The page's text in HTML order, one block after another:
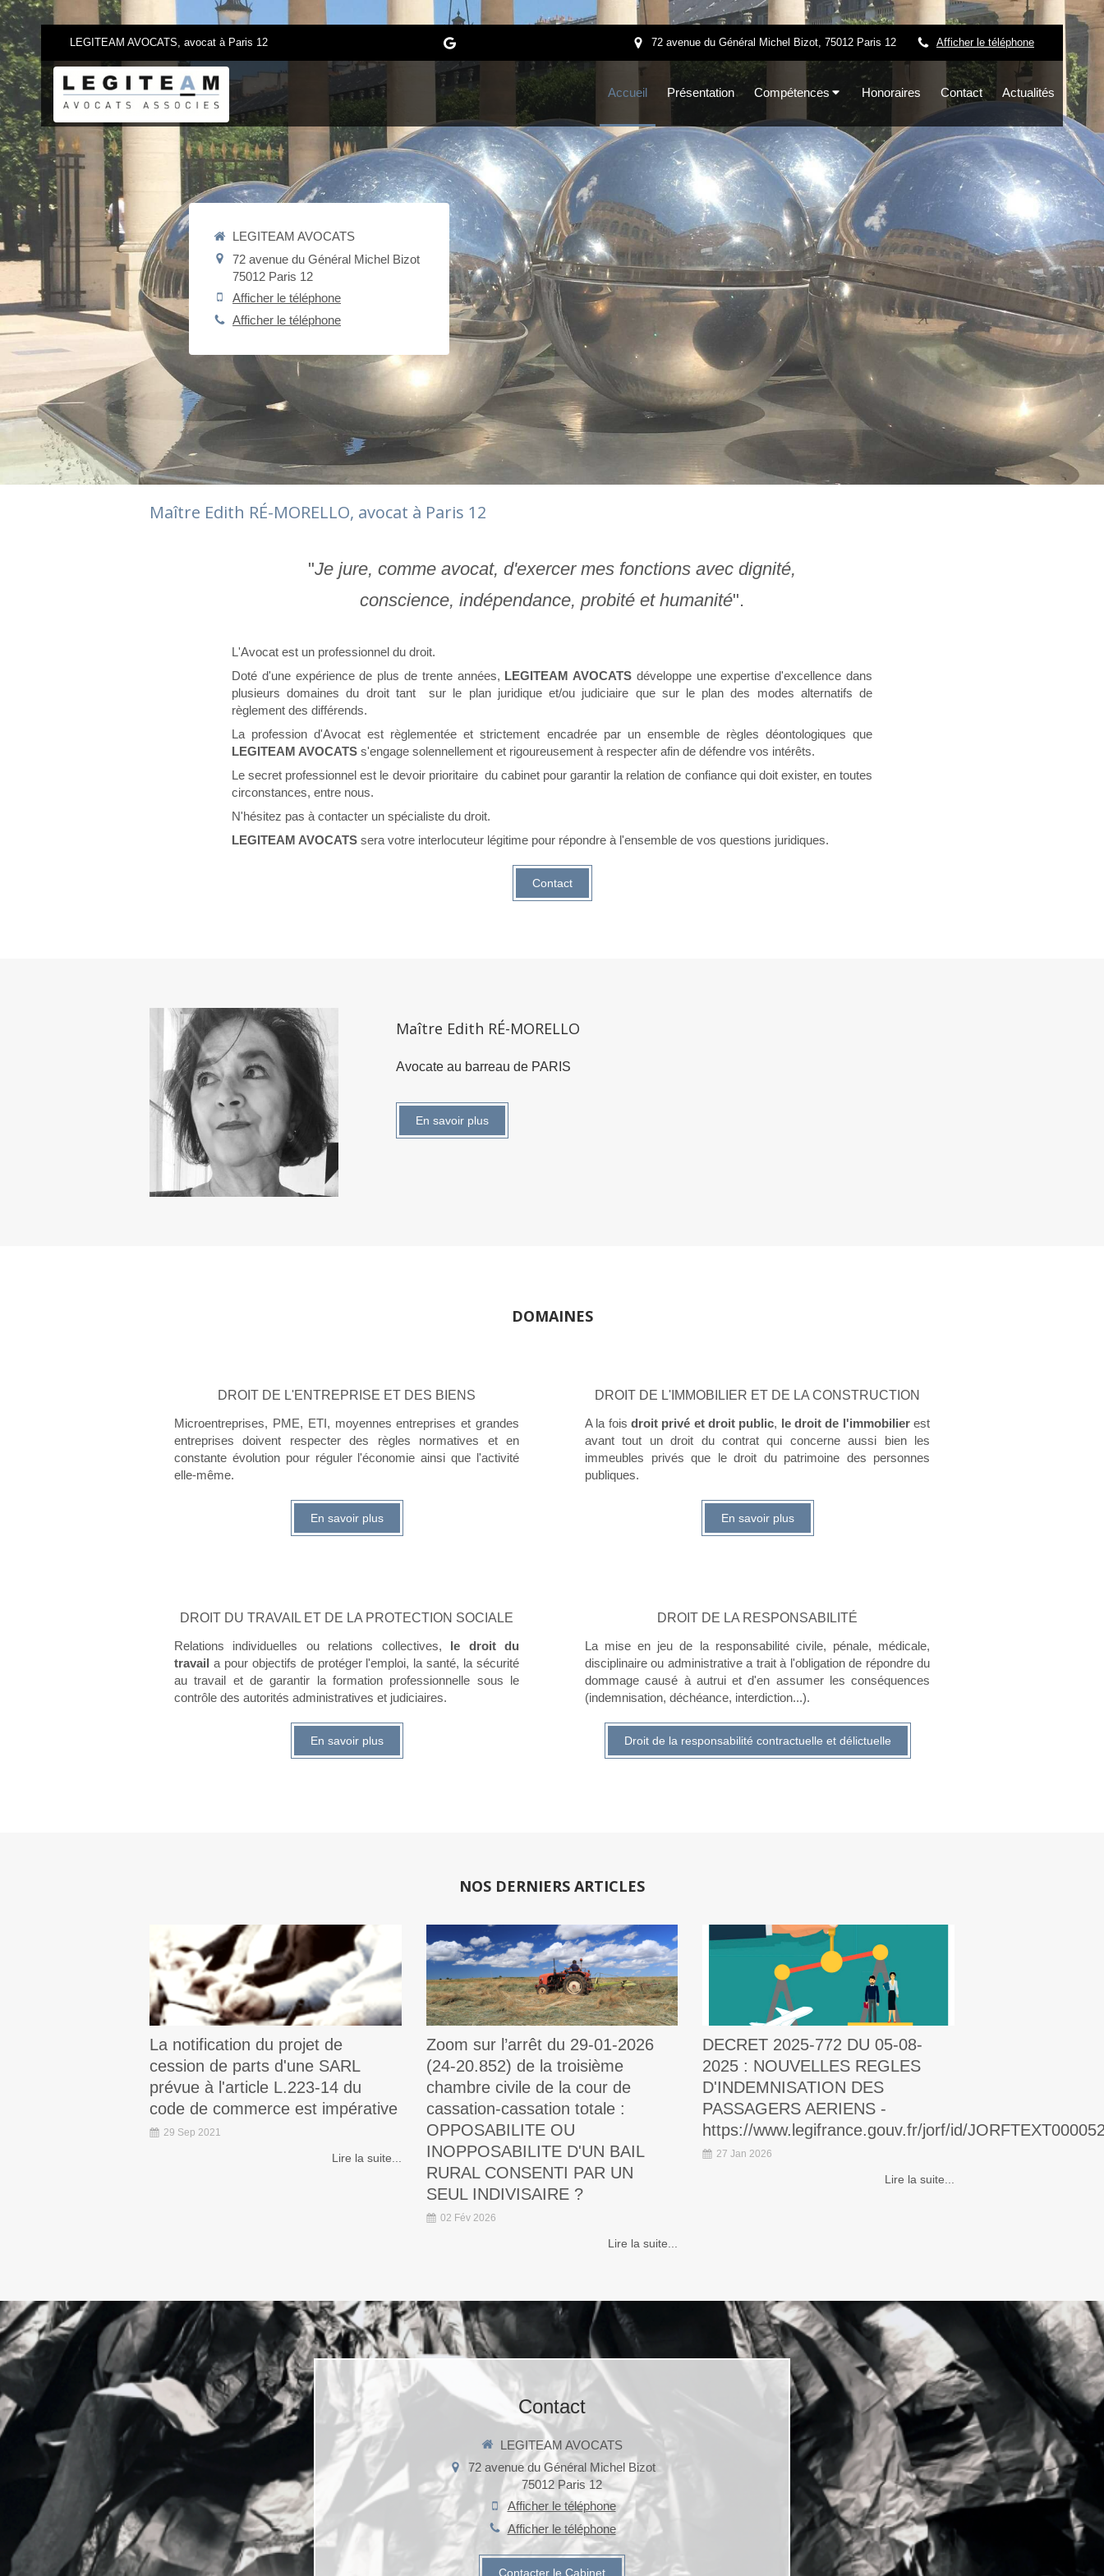
LEGITEAM AVOCATS, avocat à Paris 12 Afficher le téléphone
72 avenue du Général Michel Bizot, 75012 Paris 12
Accueil Présentation Compétences Honoraires Contact Actualités
LEGITEAM AVOCATS
72 avenue du Général Michel Bizot
75012 Paris 12
Afficher le téléphone
Afficher le téléphone
Maître Edith RÉ-MORELLO, avocat à Paris 12
"Je jure, comme avocat, d'exercer mes fonctions avec dignité,
conscience, indépendance, probité et humanité".
L'Avocat est un professionnel du droit.
Doté d'une expérience de plus de trente années, LEGITEAM AVOCATS développe une expertise d'excellence dans
plusieurs domaines du droit tant sur le plan juridique et/ou judiciaire que sur le plan des modes alternatifs de
règlement des différends.
La profession d'Avocat est règlementée et strictement encadrée par un ensemble de règles déontologiques que
LEGITEAM AVOCATS s'engage solennellement et rigoureusement à respecter afin de défendre vos intérêts.
Le secret professionnel est le devoir prioritaire du cabinet pour garantir la relation de confiance qui doit exister, en toutes
circonstances, entre nous.
N'hésitez pas à contacter un spécialiste du droit.
LEGITEAM AVOCATS sera votre interlocuteur légitime pour répondre à l'ensemble de vos questions juridiques.
Contact
Maître Edith RÉ-MORELLO
Avocate au barreau de PARIS
En savoir plus
DOMAINES
DROIT DE L'ENTREPRISE ET DES BIENS
Microentreprises, PME, ETI, moyennes entreprises et grandes
entreprises doivent respecter des règles normatives et en
constante évolution pour réguler l'économie ainsi que l'activité
elle-même.
En savoir plus
DROIT DE L'IMMOBILIER ET DE LA CONSTRUCTION
A la fois droit privé et droit public, le droit de l'immobilierest
avant tout un droit du contrat qui concerne aussi bien les
immeubles privés que le droit du patrimoine des personnes
publiques.
En savoir plus
DROIT DU TRAVAIL ET DE LA PROTECTION SOCIALE
Relations individuelles ou relations collectives, le droit du
travail a pour objectifs de protéger l'emploi, la santé, la sécurité
au travail et de garantir la formation professionnelle sous le
contrôle des autorités administratives et judiciaires.
En savoir plus
DROIT DE LA RESPONSABILITÉ
La mise en jeu de la responsabilité civile, pénale, médicale,
disciplinaire ou administrative a trait à l'obligation de répondre du
dommage causé à autrui et d'en assumer les conséquences
(indemnisation, déchéance, interdiction...).
Droit de la responsabilité contractuelle et délictuelle
NOS DERNIERS ARTICLES
La notification du projet de
cession de parts d'une SARL
prévue à l'article L.223-14 du
code de commerce est impérative
29 Sep 2021
Lire la suite...
Zoom sur l’arrêt du 29-01-2026
(24-20.852) de la troisième
chambre civile de la cour de
cassation-cassation totale :
OPPOSABILITE OU
INOPPOSABILITE D'UN BAIL
RURAL CONSENTI PAR UN
SEUL INDIVISAIRE ?
02 Fév 2026
Lire la suite...
DECRET 2025-772 DU 05-08-
2025 : NOUVELLES REGLES
D'INDEMNISATION DES
PASSAGERS AERIENS -
https://www.legifrance.gouv.fr/jorf/id/
27 Jan 2026
Lire la suite...
Contact
LEGITEAM AVOCATS
72 avenue du Général Michel Bizot
75012 Paris 12
Afficher le téléphone
Afficher le téléphone
Contacter le Cabinet